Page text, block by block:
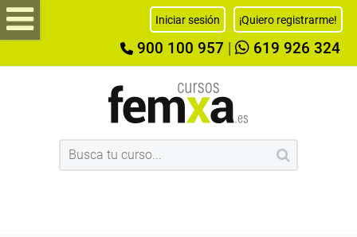
Iniciar sesión ¡Quiero registrarme!
900 100 957 619 926 324